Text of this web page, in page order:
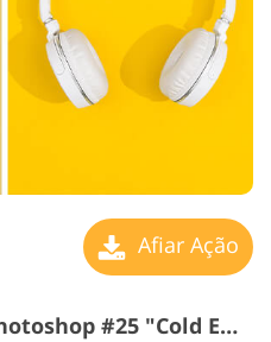
Afiar Ação
Ação de nitidez para Photoshop #25 "Cold Effect"